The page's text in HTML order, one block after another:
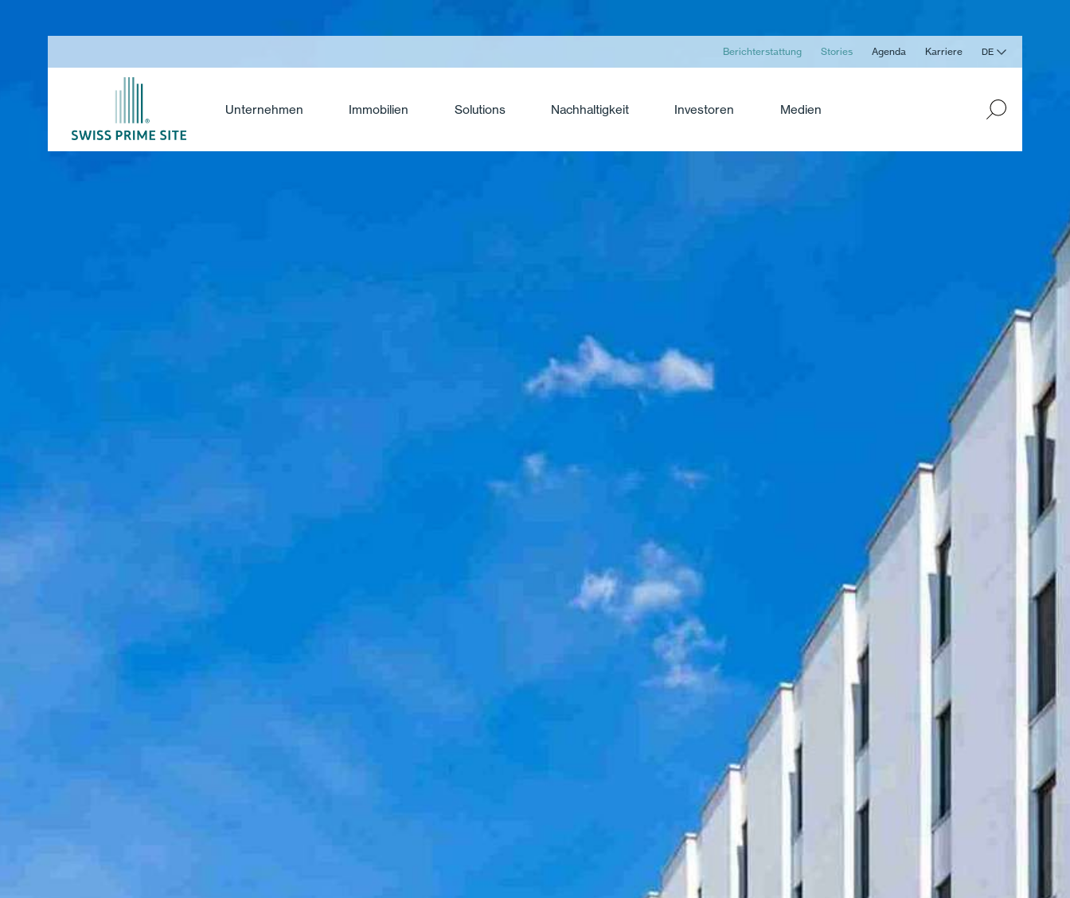
Berichterstattung Stories Agenda Karriere DE
Unternehmen Immobilien Solutions Nachhaltigkeit Investoren Medien